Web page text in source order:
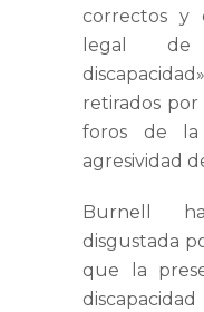
correctos y
legal de
retirados
foros de
agresividad
Burnell
disgustada
que la